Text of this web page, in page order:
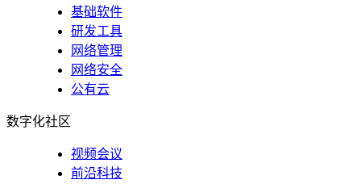
基础软件
研发工具
网络管理
网络安全
公有云
数字化社区
视频会议
前沿科技